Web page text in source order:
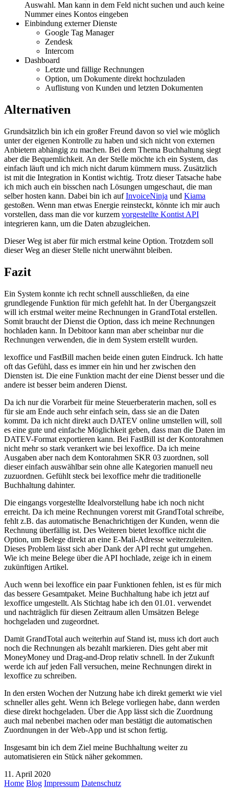
Auswahl. Man kann in dem Feld nicht suchen und auch keine
Nummer eines Kontos eingeben
Einbindung externer Dienste
Google Tag Manager
Zendesk
Intercom
Dashboard
Letzte und fällige Rechnungen
Option, um Dokumente direkt hochzuladen
Auflistung von Kunden und letzten Dokumenten
Alternativen
Grundsätzlich bin ich ein großer Freund davon so viel wie möglich
unter der eigenen Kontrolle zu haben und sich nicht von externen
Anbietern abhängig zu machen. Bei dem Thema Buchhaltung siegt
aber die Bequemlichkeit. An der Stelle möchte ich ein System, das
einfach läuft und ich mich nicht darum kümmern muss. Zusätzlich
ist mit die Integration in Kontist wichtig. Trotz dieser Tatsache habe
ich mich auch ein bisschen nach Lösungen umgeschaut, die man
selber hosten kann. Dabei bin ich aufInvoiceNinja und Kiama
gestoßen. Wenn man etwas Energie reinsteckt, könnte ich mir auch
vorstellen, dass man die vor kurzem vorgestellte Kontist API
integrieren kann, um die Daten abzugleichen.
Dieser Weg ist aber für mich erstmal keine Option. Trotzdem soll
dieser Weg an dieser Stelle nicht unerwähnt bleiben.
Fazit
Ein System konnte ich recht schnell ausschließen, da eine
grundlegende Funktion für mich gefehlt hat. In der Übergangszeit
will ich erstmal weiter meine Rechnungen in GrandTotal erstellen.
Somit braucht der Dienst die Option, dass ich meine Rechnungen
hochladen kann. In Debitoor kann man aber scheinbar nur die
Rechnungen verwenden, die in dem System erstellt wurden.
lexoffice und FastBill machen beide einen guten Eindruck. Ich hatte
oft das Gefühl, dass es immer ein hin und her zwischen den
Diensten ist. Die eine Funktion macht der eine Dienst besser und die
andere ist besser beim anderen Dienst.
Da ich nur die Vorarbeit für meine Steuerberaterin machen, soll es
für sie am Ende auch sehr einfach sein, dass sie an die Daten
kommt. Da ich nicht direkt auch DATEV online umstellen will, soll
es eine gute und einfache Möglichkeit geben, dass man die Daten im
DATEV-Format exportieren kann. Bei FastBill ist der Kontorahmen
nicht mehr so stark verankert wie bei lexoffice. Da ich meine
Ausgaben aber nach dem Kontorahmen SKR 03 zuordnen, soll
dieser einfach auswählbar sein ohne alle Kategorien manuell neu
zuzuordnen. Gefühlt steck bei lexoffice mehr die traditionelle
Buchhaltung dahinter.
Die eingangs vorgestellte Idealvorstellung habe ich noch nicht
erreicht. Da ich meine Rechnungen vorerst mit GrandTotal schreibe,
fehlt z.B. das automatische Benachrichtigen der Kunden, wenn die
Rechnung überfällig ist. Des Weiteren bietet lexoffice nicht die
Option, um Belege direkt an eine E-Mail-Adresse weiterzuleiten.
Dieses Problem lässt sich aber Dank der API recht gut umgehen.
Wie ich meine Belege über die API hochlade, zeige ich in einem
zukünftigen Artikel.
Auch wenn bei lexoffice ein paar Funktionen fehlen, ist es für mich
das bessere Gesamtpaket. Meine Buchhaltung habe ich jetzt auf
lexoffice umgestellt. Als Stichtag habe ich den 01.01. verwendet
und nachträglich für diesen Zeitraum allen Umsätzen Belege
hochgeladen und zugeordnet.
Damit GrandTotal auch weiterhin auf Stand ist, muss ich dort auch
noch die Rechnungen als bezahlt markieren. Dies geht aber mit
MoneyMoney und Drag-and-Drop relativ schnell. In der Zukunft
werde ich auf jeden Fall versuchen, meine Rechnungen direkt in
lexoffice zu schreiben.
In den ersten Wochen der Nutzung habe ich direkt gemerkt wie viel
schneller alles geht. Wenn ich Belege vorliegen habe, dann werden
diese direkt hochgeladen. Über die App lässt sich die Zuordnung
auch mal nebenbei machen oder man bestätigt die automatischen
Zuordnungen in der Web-App und ist schon fertig.
Insgesamt bin ich dem Ziel meine Buchhaltung weiter zu
automatisieren ein Stück näher gekommen.
11. April 2020
Home Blog Impressum Datenschutz